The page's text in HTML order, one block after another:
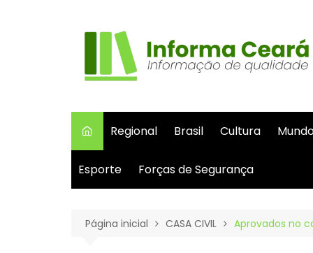
Regional Brasil Cultura
Esporte Forças de Segurança
Página inicial CASA CIVIL Aprovados no